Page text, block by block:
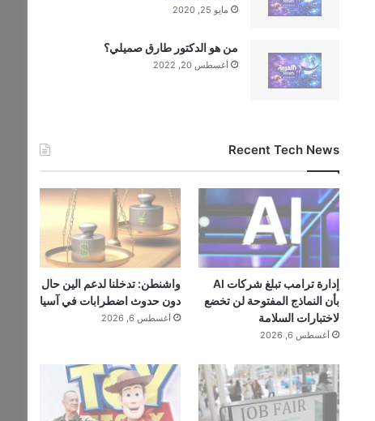
مايو 25, 2020
من هو الدكتور طارق صميلي؟
أغسطس 20, 2022
Recent Tech News
إدارة ترامب تبلغ شركات AI
بأن النماذج المفتوحة لن تخضع
لاختبارات السلامة
أغسطس 6, 2026
واشنطن: تدخلنا لدعم الين حال
دون حدوث اضطرابات في آسيا
أغسطس 6, 2026